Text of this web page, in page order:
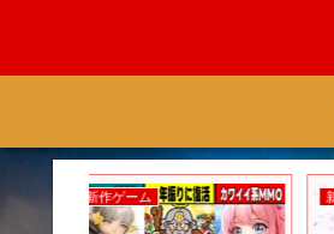
新作ゲーム